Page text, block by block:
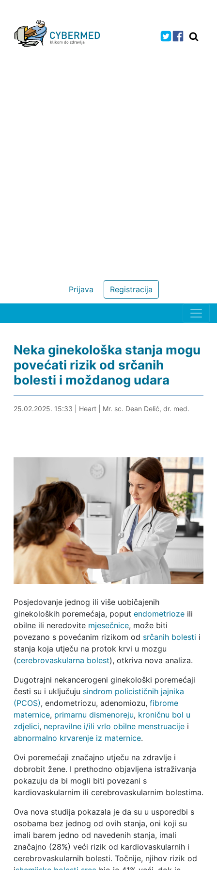
Registracija
Prijava
Neka ginekološka stanja mogu
povećati rizik od srčanih
bolesti i moždanog udara
25.02.2025. 15:58
25.02.2025. 15:33 Heart| Mr. sc. Dean Delić, dr. med.
Posjedovanje jednog ili više uobičajenih
ginekoloških poremećaja, poput endometriozeili
obilne ili neredovite mjesečnice, može biti
povezano s povećanim rizikom od srčanih bolesti i
stanja koja utječu na protok krvi u mozgu
(cerebrovaskularna bolest), otkriva nova analiza.
Dugotrajni nekancerogeni ginekološki poremećaji
česti su i uključuju sindrom policističnih jajnika
(PCOS), endometriozu, adenomiozu, fibrome
maternice, primarnu dismenoreju, kroničnu bol u
zdjelici, nepravilne i/ili vrlo obilne menstruacijei
abnormalno krvarenje iz maternice.
Ovi poremećaji značajno utječu na zdravlje i
dobrobit žene. I prethodno objavljena istraživanja
pokazuju da bi mogli biti povezani s
kardiovaskularnim ili cerebrovaskularnim bolestima.
Ova nova studija pokazala je da su u usporedbi s
osobama bez jednog od ovih stanja, oni koji su
imali barem jedno od navedenih stanja, imali
značajno (28%) veći rizik od kardiovaskularnih i
cerebrovaskularnih bolesti. Točnije, njihov rizik od